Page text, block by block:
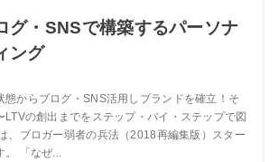
グ・SNSで構築するパーソナ
ング
態からブログ・SNS活用しブランドを確立！そ
LTVの創出までをステップ・バイ・ステップで図
、ブロガー弱者の兵法（2018再編集版）スター
。 「なぜ...